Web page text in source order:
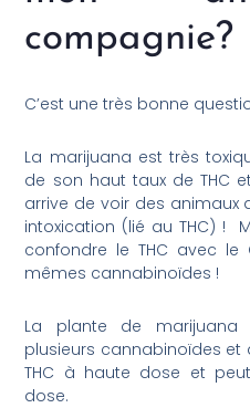
compagnie?
C’est une très bonne
La marijuana est très
de son haut taux de THC
arrive de voir des animaux
intoxication (lié au THC) !
confondre le THC avec
mêmes cannabinoïdes !
La plante de marijuana
plusieurs cannabinoïdes et
THC à haute dose et
dose.